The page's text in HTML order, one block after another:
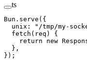
ts
Bun. serve ({
  unix:
"/tmp/my-
  fetch
( req ) {
    return
new
  },
});